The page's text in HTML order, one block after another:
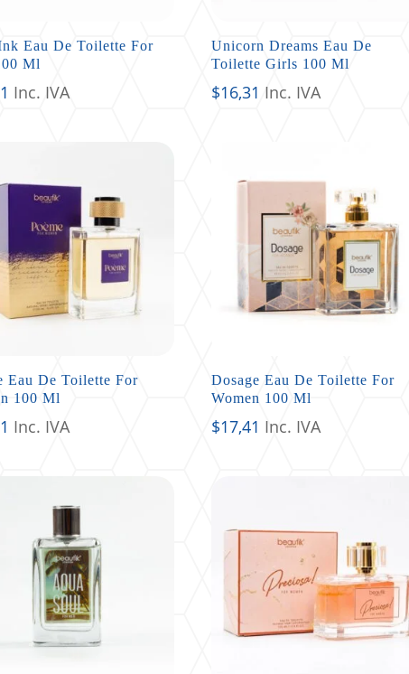
Eau De Toilette For
Ml
Inc. IVA
Unicorn Dreams Eau De
Toilette Girls 100 Ml
$16,31 Inc. IVA
Eau De Toilette For
100 Ml
Inc. IVA
Dosage Eau De Toilette For
Women 100 Ml
$17,41 Inc. IVA